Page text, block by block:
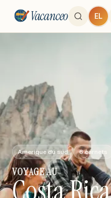
Vacanceo EL
Amerique du sud 6carnets
VOYAGEAU